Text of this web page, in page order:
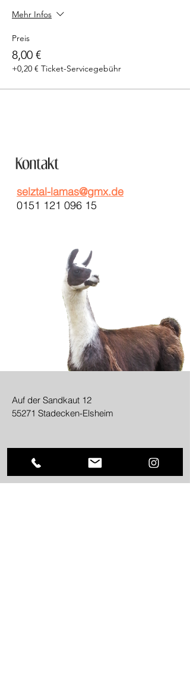
Mehr Infos
Preis
8,00 €
+0,20 € Ticket-Servicegebühr
selztal-lamas@gmx.de
0151 121 096 15
Auf der Sandkaut 12
55271 Stadecken-Elsheim